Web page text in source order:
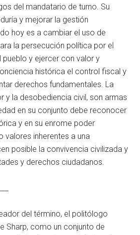
del mandatario de turno. Su
y mejorar la gestión
hoy es a cambiar el uso de
la persecución política por el
pueblo y ejercer con valor y
histórica el control fiscal y
derechos fundamentales. La
y la desobediencia civil, son armas
en su conjunto debe reconocer
y en su enrome poder
valores inherentes a una
posible la convivencia civilizada y
y derechos ciudadanos.
del término, el politólogo
Sharp, como un conjunto de